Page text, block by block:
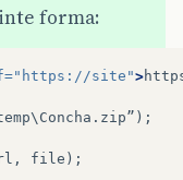
forma:
"https://site">